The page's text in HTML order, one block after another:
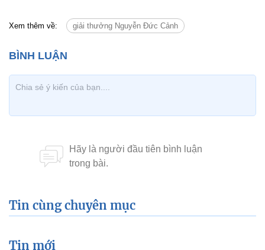
Xem thêm về: giải thưởng Nguyễn Đức Cảnh
Tin cùng chuyên mục
Tin mới